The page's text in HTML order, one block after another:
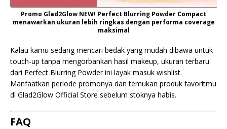
Promo Glad2Glow NEW! Perfect Blurring Powder Compact
menawarkan ukuran lebih ringkas dengan performa coverage
maksimal
Kalau kamu sedang mencari bedak yang mudah dibawa untuk
touch-up tanpa mengorbankan hasil makeup, ukuran terbaru
dari Perfect Blurring Powder ini layak masuk wishlist.
Manfaatkan periode promonya dan temukan produk favoritmu
di Glad2Glow Official Store sebelum stoknya habis.
FAQ